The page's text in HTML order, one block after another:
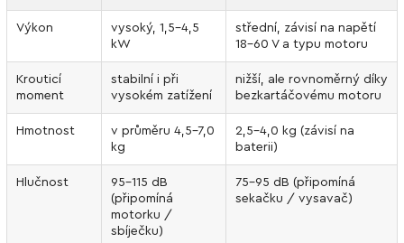
Výkon
vysoký, 1,5–4,5
kW
střední, závisí na napětí
18–60 V a typu motoru
Krouticí
moment
stabilní i při
vysokém zatížení
nižší, ale rovnoměrný díky
bezkartáčovému motoru
Hmotnost
v průměru 4,5–7,0
kg
2,5–4,0 kg (závisí na
baterii)
Hlučnost
95–115 dB
(připomíná
motorku /
sbíječku)
75–95 dB (připomíná
sekačku / vysavač)